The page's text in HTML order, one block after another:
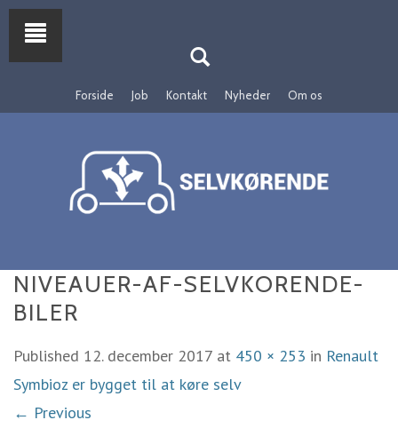
Forside Job Kontakt Nyheder Om os
NIVEAUER-AF-SELVKORENDE-
BILER
Published 12. december 2017 at 450 × 253 in Renault
Symbioz er bygget til at køre selv
← Previous